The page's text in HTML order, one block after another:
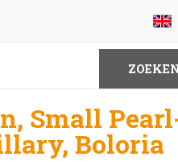
Small
Boloria